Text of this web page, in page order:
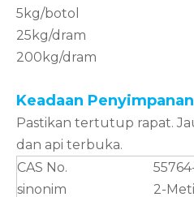
5kg/botol
25kg/dram
200kg/dram
Keadaan Penyimpanan
Pastikan tertutup rapat.
dan api terbuka.
CAS No.
sinonim
2-